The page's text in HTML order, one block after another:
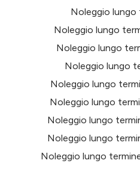
Noleggio lungo
Noleggio lungo
Noleggio lungo
Noleggio lungo
Noleggio lungo
Noleggio lungo
Noleggio lungo
Noleggio lungo
Noleggio lungo